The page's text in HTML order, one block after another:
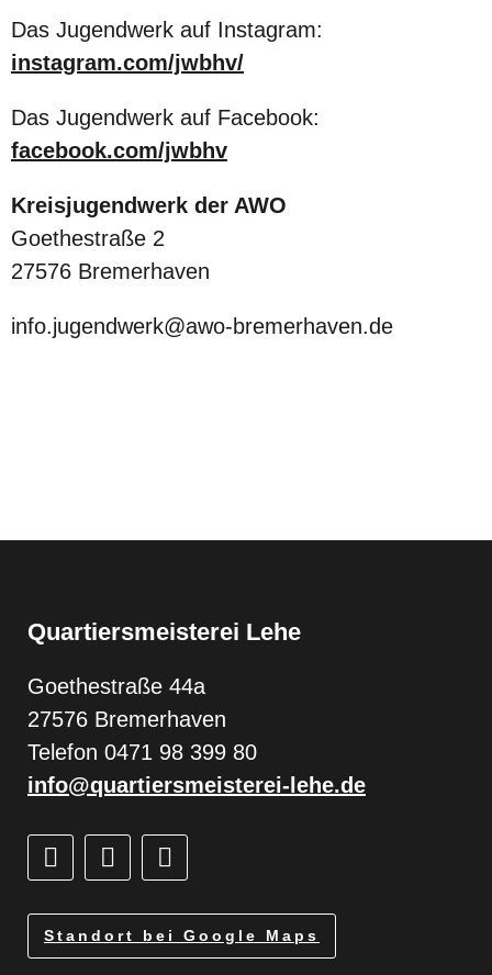
Das Jugendwerk auf Instagram:
instagram.com/jwbhv/
Das Jugendwerk auf Facebook:
facebook.com/jwbhv
Kreisjugendwerk der AWO
Goethestraße 2
27576 Bremerhaven
info.jugendwerk@awo-bremerhaven.de
Quartiersmeisterei Lehe
Goethestraße 44a
27576 Bremerhaven
Telefon 0471 98 399 80
info@quartiersmeisterei-lehe.de
Standort bei Google Maps